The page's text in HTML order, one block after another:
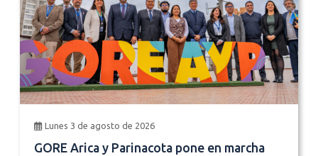
Lunes 3 de agosto de 2026
GORE Arica y Parinacota pone en marcha